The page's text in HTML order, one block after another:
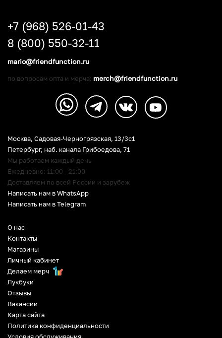
О нас
Контакты
Магазины
Личный кабинет
Делаем мерч
Лукбуки
Отзывы
Вакансии
Карта сайта
Политика конфиденциальности
Условия обслуживания
Москва, Садовая-Черногрязская, 13/3c1
Петербург, наб. канала Грибоедова, 71
Мы работаем каждый день
Ежедневно: 11:00 - 21:00
Доставляем по всей России и зарубеж
Написать нам в WhatsApp
Написать нам в Telegram
+7 (968) 526-01-43
8 (800) 550-32-11
mario@friendfunction.ru
по вопросам опта и мерча: merch@friendfunction.ru